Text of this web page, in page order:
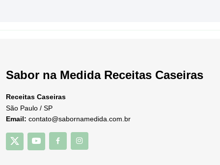
Sabor na Medida Receitas Caseiras
Receitas Caseiras
São Paulo / SP
Email: contato@sabornamedida.com.br